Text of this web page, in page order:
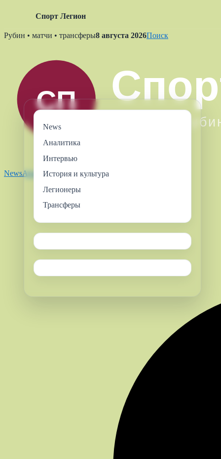
Спорт Легион
Skip
Рубин • матчи • трансферы8 августа 2026Поиск
NewsАналитикаИнтервьюЛегионеры
News
Аналитика
Интервью
История и культура
Легионеры
Трансферы